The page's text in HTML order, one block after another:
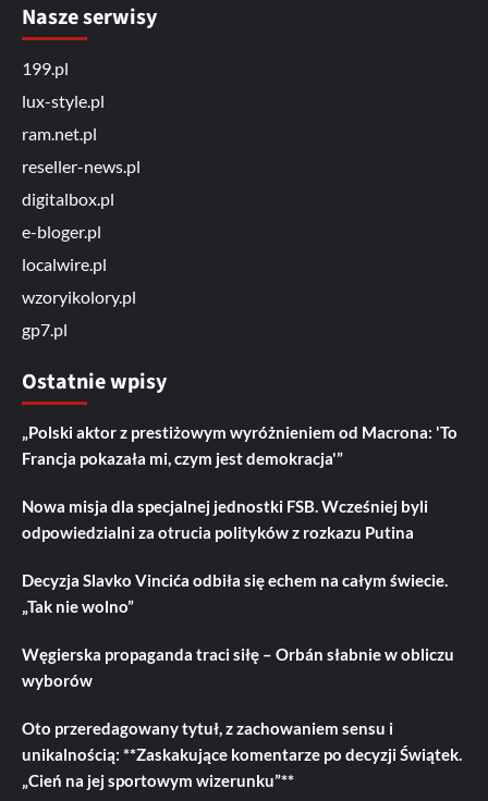
Nasze serwisy
199.pl
lux-style.pl
ram.net.pl
reseller-news.pl
digitalbox.pl
e-bloger.pl
localwire.pl
wzoryikolory.pl
gp7.pl
Ostatnie wpisy
„Polski aktor z prestiżowym wyróżnieniem od Macrona: 'To
Francja pokazała mi, czym jest demokracja'”
Nowa misja dla specjalnej jednostki FSB. Wcześniej byli
odpowiedzialni za otrucia polityków z rozkazu Putina
Decyzja Slavko Vincića odbiła się echem na całym świecie.
„Tak nie wolno”
Węgierska propaganda traci siłę – Orbán słabnie w obliczu
wyborów
Oto przeredagowany tytuł, z zachowaniem sensu i
unikalnością: **Zaskakujące komentarze po decyzji Świątek.
„Cień na jej sportowym wizerunku”**